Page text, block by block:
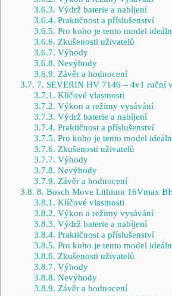
3.6.3. Výdrž baterie a nabíjení
3.6.4. Praktičnost a příslušenství
3.6.5. Pro koho je tento model
3.6.6. Zkušenosti uživatelů
3.6.7. Výhody
3.6.8. Nevýhody
3.6.9. Závěr a hodnocení
3.7. 7. SEVERIN HV 7146 – 4v1 ruční
3.7.1. Klíčové vlastnosti
3.7.2. Výkon a režimy vysávání
3.7.3. Výdrž baterie a nabíjení
3.7.4. Praktičnost a příslušenství
3.7.5. Pro koho je tento model
3.7.6. Zkušenosti uživatelů
3.7.7. Výhody
3.7.8. Nevýhody
3.7.9. Závěr a hodnocení
3.8. 8. Bosch Move Lithium 16Vmax
3.8.1. Klíčové vlastnosti
3.8.2. Výkon a režimy vysávání
3.8.3. Výdrž baterie a nabíjení
3.8.4. Praktičnost a příslušenství
3.8.5. Pro koho je tento model
3.8.6. Zkušenosti uživatelů
3.8.7. Výhody
3.8.8. Nevýhody
3.8.9. Závěr a hodnocení